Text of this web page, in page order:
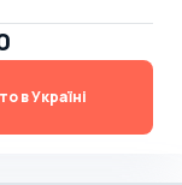
в Україні